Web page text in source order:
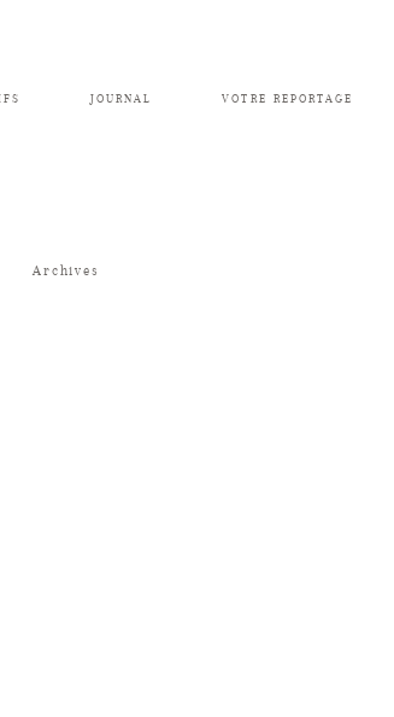
JOURNAL VOTRE REPORTAGE
Archives